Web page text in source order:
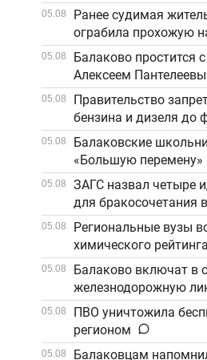
05.08
Ранее судимая
ограбила прохожую
05.08
Балаково простится
Алексеем
05.08
Правительство
бензина и дизеля до
05.08
Балаковские
«Большую перемену»
05.08
ЗАГС назвал четыре
для бракосочетания
05.08
Региональные вузы
химического рейтинга
05.08
Балаково включат в
железнодорожную
Саратов
05.08
ПВО уничтожила
регионом
05.08
Балаковцам